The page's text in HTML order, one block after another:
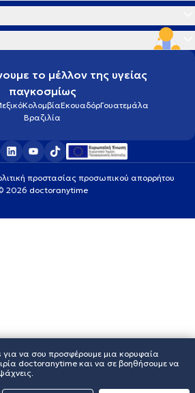
το μέλλον της υγείας
παγκοσμίως
ΚολομβίαΕκουαδόρΓουατεμάλα
Βραζιλία
προστασίας προσωπικού απορρήτου
2026 doctoranytime
για να σου προσφέρουμε μια κορυφαία
doctoranytime και να σε βοηθήσουμε να